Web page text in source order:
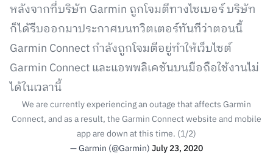
หลังจากที่บริษัท Garmin ถูกโจมตีทางไซเบอร์ บริษัท
ก็ได้รีบออกมาประกาศบนทวิตเตอร์ทันทีว่าตอนนี้
Garmin Connect กำลังถูกโจมตีอยู่ทำให้เว็บไซต์
Garmin Connect และแอพพลิเคชันบนมือถือใช้งานไม่
ได้ในเวลานี้
We are currently experiencing an outage that affects Garmin
Connect, and as a result, the Garmin Connect website and mobile
app are down at this time. (1/2)
— Garmin (@Garmin)July 23, 2020